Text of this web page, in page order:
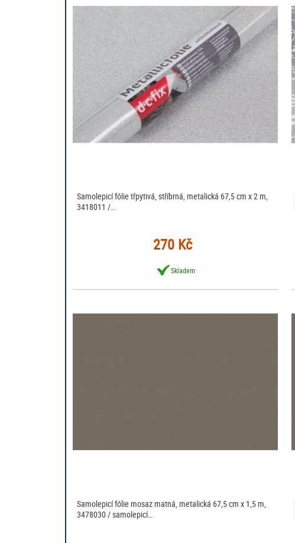
Samolepicí fólie třpytivá, stříbrná, metalická 67,5 cm x 2 m,
3418011 /…
270 Kč
Skladem
Samolepicí fólie mosaz matná, metalická 67,5 cm x 1,5 m,
3478030 / samolepicí…